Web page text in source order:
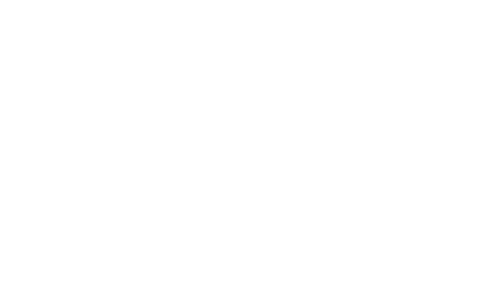
à la fois sécurité et charme d’époque. Elles sont montées
fonctionnelles, témoignant d’un beau savoir-faire.
dont une étagère façonnée apportant une touche décorative
est habillé d’un papier décoratif vintage, soulignant le